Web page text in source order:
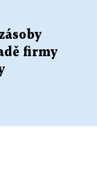
firmy